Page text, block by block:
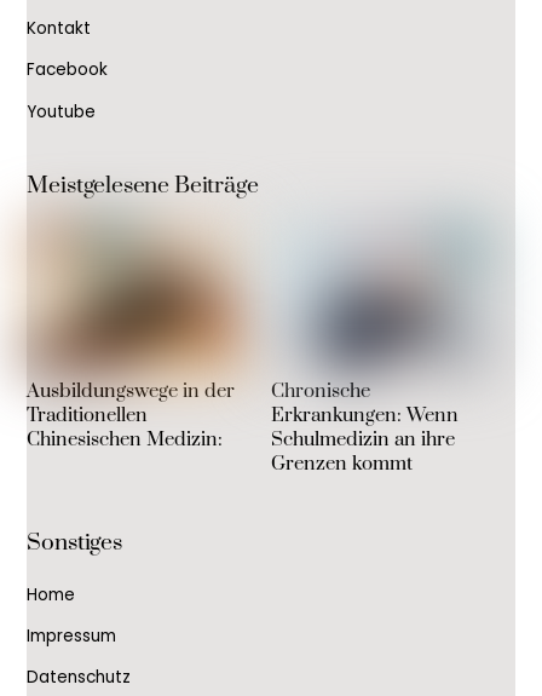
Kontakt
Facebook
Youtube
Meistgelesene Beiträge
Ausbildungswege in der
Traditionellen
Chinesischen Medizin:
Chronische
Erkrankungen: Wenn
Schulmedizin an ihre
Grenzen kommt
Sonstiges
Home
Impressum
Datenschutz